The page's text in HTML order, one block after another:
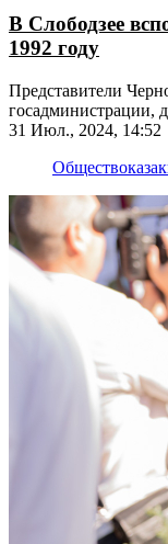
В Слободзее
1992 году
Представители
госадминистрации,
живые цветы
31 Июл., 2024, 14:52
Общество